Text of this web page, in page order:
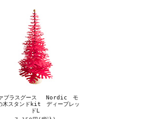
ブラスグース Nordic モ
木スタンドkit ディープレッ
ドL